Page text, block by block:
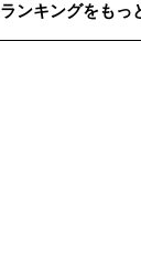
ランキングをもっ